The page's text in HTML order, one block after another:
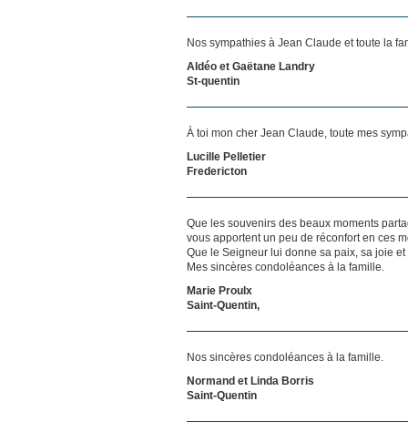
Nos sympathies à Jean Claude et toute la
Aldéo et Gaëtane Landry
St-quentin
À toi mon cher Jean Claude, toute mes
Lucille Pelletier
Fredericton
Que les souvenirs des beaux moments
vous apportent un peu de réconfort en ces
Que le Seigneur lui donne sa paix, sa joie
Mes sincères condoléances à la famille.
Marie Proulx
Saint-Quentin,
Nos sincères condoléances à la famille.
Normand et Linda Borris
Saint-Quentin